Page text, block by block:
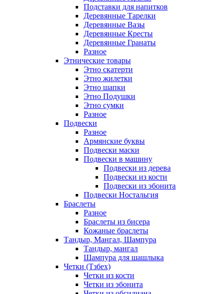
Подставки для напитков
Деревянные Тарелки
Деревянные Вазы
Деревянные Кресты
Деревянные Гранаты
Разное
Этнические товары
Этно скатерти
Этно жилетки
Этно шапки
Этно Подушки
Этно сумки
Разное
Подвески
Разное
Армянские буквы
Подвески маски
Подвески в машину
Подвески из дерева
Подвески из кости
Подвески из эбонита
Подвески Ностальгия
Браслеты
Разное
Браслеты из бисера
Кожаные браслеты
Тандыр, Мангал, Шампура
Тандыр, мангал
Шампура для шашлыка
Четки (Тзбех)
Четки из кости
Четки из эбонита